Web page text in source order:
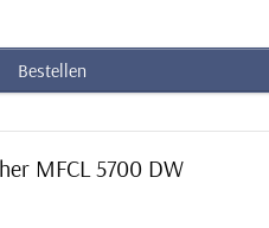
Bestellen
MFCL 5700 DW